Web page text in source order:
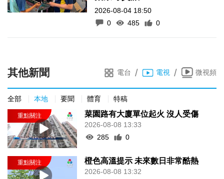
2026-08-04 18:50
0
485 0
其他新聞 電台 / 電視 / 微視頻
全部 本地 要聞 體育 特稿
菜園路有大廈單位起火 沒人受傷
2026-08-08 13:33
285
0
橙色高溫提示 未來數日非常酷熱
2026-08-08 13:32